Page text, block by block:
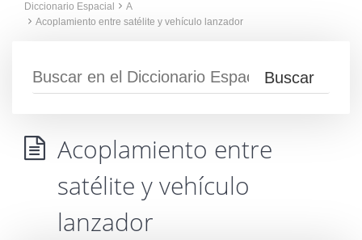
Diccionario Espacial
A
Acoplamiento entre satélite y vehículo lanzador
Acoplamiento entre
satélite y vehículo
lanzador